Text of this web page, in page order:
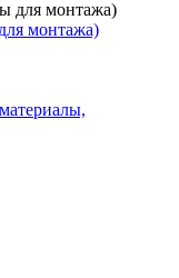
монтажа)